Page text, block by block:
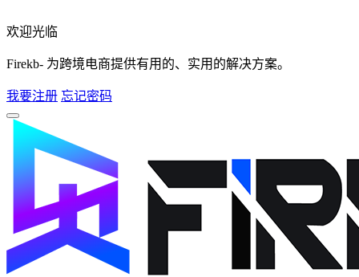
欢迎光临
Firekb- 为跨境电商提供有用的、实用的解决方案。
我要注册 忘记密码